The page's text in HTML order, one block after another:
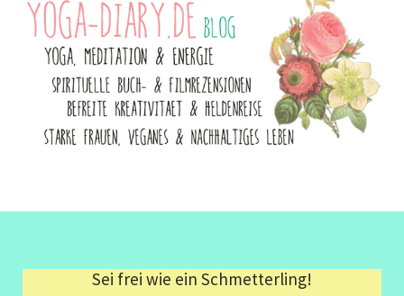
Sei frei wie ein Schmetterling!